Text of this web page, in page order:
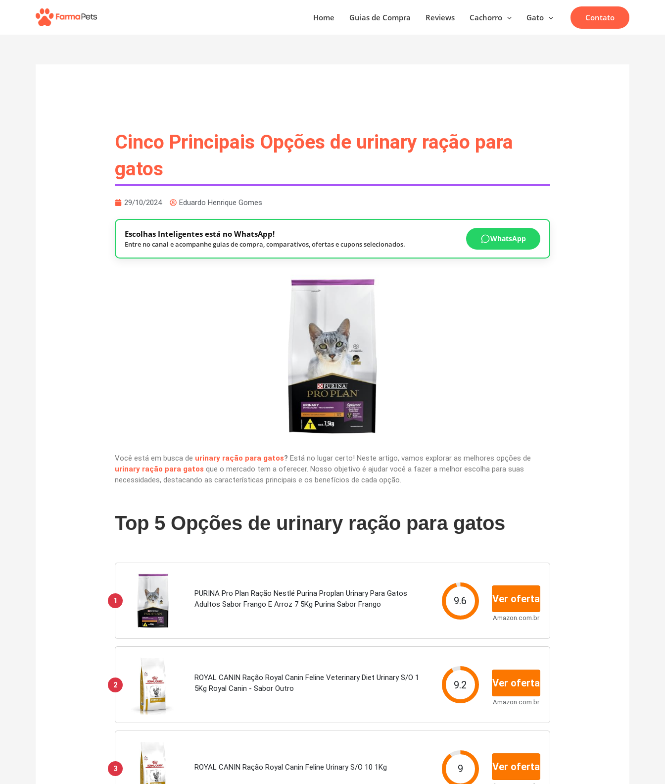
Home Guias de Compra Reviews Cachorro Gato Contato
Cinco Principais Opções de urinary ração para
gatos
29/10/2024 Eduardo Henrique Gomes
Escolhas Inteligentes está no WhatsApp!
Entre no canal e acompanhe guias de compra, comparativos, ofertas e cupons selecionados.
WhatsApp
Você está em busca de urinary ração para gatos? Está no lugar certo! Neste artigo, vamos explorar as melhores opções de
urinary ração para gatos que o mercado tem a oferecer. Nosso objetivo é ajudar você a fazer a melhor escolha para suas
necessidades, destacando as características principais e os benefícios de cada opção.
Top 5 Opções de urinary ração para gatos
1
PURINA Pro Plan Ração Nestlé Purina Proplan Urinary Para Gatos
Adultos Sabor Frango E Arroz 7 5Kg Purina Sabor Frango
9.6 Ver oferta
Amazon.com.br
2
ROYAL CANIN Ração Royal Canin Feline Veterinary Diet Urinary S/O 1
5Kg Royal Canin - Sabor Outro
9.2 Ver oferta
Amazon.com.br
3 ROYAL CANIN Ração Royal Canin Feline Urinary S/O 10 1Kg 9 Ver oferta